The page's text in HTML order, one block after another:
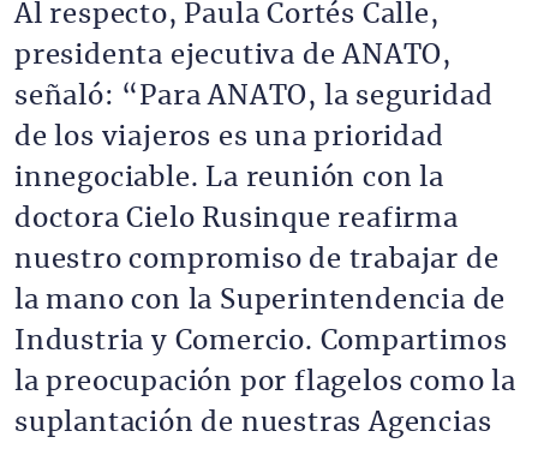
Al respecto, Paula Cortés Calle,
presidenta ejecutiva de ANATO,
señaló: “Para ANATO, la seguridad
de los viajeros es una prioridad
innegociable. La reunión con la
doctora Cielo Rusinque reafirma
nuestro compromiso de trabajar de
la mano con la Superintendencia de
Industria y Comercio. Compartimos
la preocupación por flagelos como la
suplantación de nuestras Agencias